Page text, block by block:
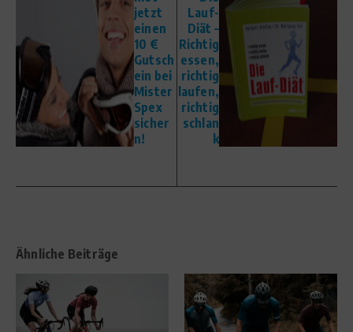
jetzt
einen
10 €
Gutsch
ein bei
Mister
Spex
sicher
n!
Lauf-
Diät –
Richtig
essen,
richtig
laufen,
richtig
schlan
k
Ähnliche Beiträge